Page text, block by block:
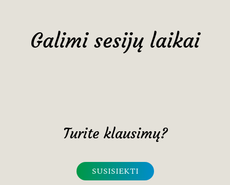
Galimi sesijų laikai
Turite klausimų?
SUSISIEKTI